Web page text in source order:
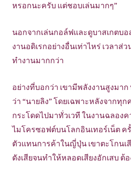
หรอกนะครับ แต่ชอบเล่นมากๆ”
นอกจากเล่นกอล์ฟและดูบาสเกตบ
งานอดิเรกอย่างอื่นเท่าไหร่ เวลา
ทำงานมากกว่า
อย่างที่บอกว่า เขามีพลังงานสูงมา
ว่า “นายลิง” โดยเฉพาะหลังจากทุ
กระโดดไปมาทั่วเวที ในงานฉลองค
ไมโครซอฟต์บนโลกอินเทอร์เน็ต ค
ตัวแทนการค้าในญี่ปุ่น เขาตะโกนเสี
ดังเสียจนทำให้หลอดเสียงอักเสบ ต้